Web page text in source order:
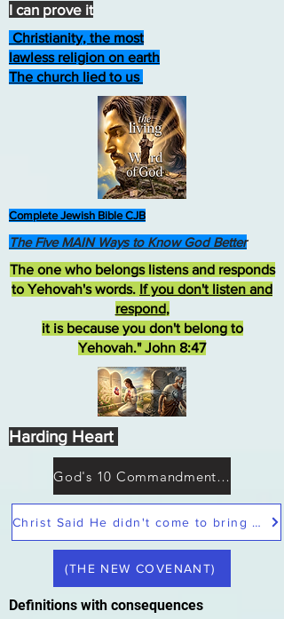
Christianity, the most
lawless religion on earth
The church lied to us
Christ Said He didn't come to bring peace but a sword
Complete Jewish Bible CJB
God's 10 Commandments not Moses
Definitions with consequences
The one who belongs listens and responds
to Yehovah's words. If you don't listen and
respond,
it is because you don't belong to
Yehovah." John 8:47
(THE NEW COVENANT)
The Five MAIN Ways to Know God Better
Harding Heart
I can prove it